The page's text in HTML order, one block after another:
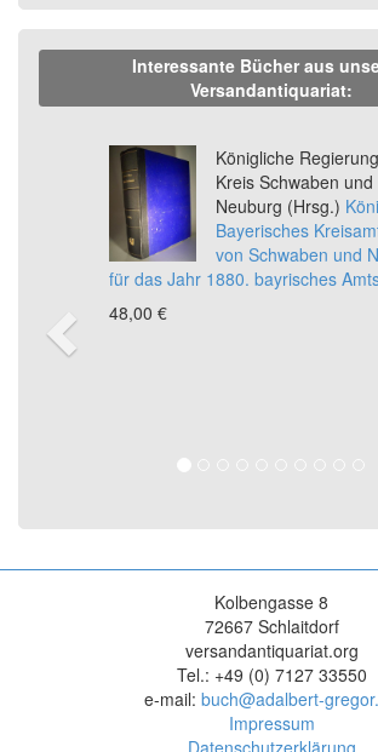
Interessante Bücher aus
Versandantiquariat:
Königliche
Kreis Schwaben und
Neuburg (Hrsg.)
Bayerisches
von Schwaben und
für das Jahr 1880. bayrisches
48,00 €
Previous
Kolbengasse 8
72667 Schlaitdorf
versandantiquariat.org
Tel.: +49 (0) 7127 33550
e-mail: buch@adalbert-
Impressum
Datenschutzerklärung